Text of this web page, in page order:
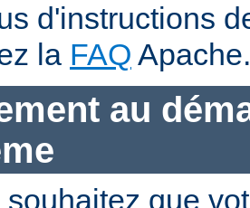
d'instructions
la FAQ Apache.
au
que